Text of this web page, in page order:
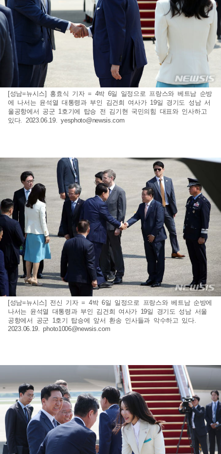
[성남=뉴시스] 홍효식 기자 = 4박 6일 일정으로 프랑스와 베트남 순방
에 나서는 윤석열 대통령과 부인 김건희 여사가 19일 경기도 성남 서
울공항에서 공군 1호기에 탑승 전 김기현 국민의힘 대표와 인사하고
있다. 2023.06.19.yesphoto@newsis.com
[성남=뉴시스] 전신 기자 = 4박 6일 일정으로 프랑스와 베트남 순방에
나서는 윤석열 대통령과 부인 김건희 여사가 19일 경기도 성남 서울
공항에서 공군 1호기 탑승에 앞서 환송 인사들과 악수하고 있다.
2023.06.19.photo1006@newsis.com